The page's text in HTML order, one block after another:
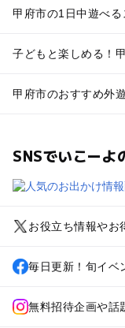
甲府市の1日中遊べる
子どもと楽しめる！
甲府市のおすすめ外
SNSでいこーよ
お役立ち情報やお
毎日更新！旬イベ
無料招待企画や話